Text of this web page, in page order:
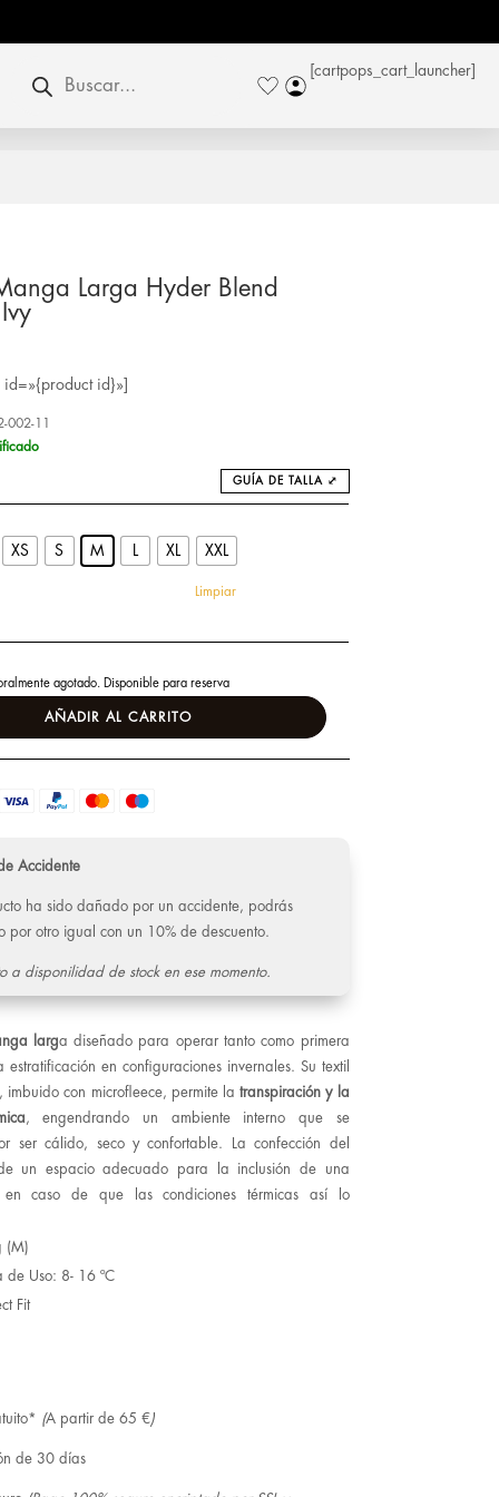
productos
[cartpops_cart_launcher]
Larga Hyder Blend
id=»{product id}»]
002-11
GUÍA DE TALLA ⤢
XS S M XL XXL
Limpiar
agotado. Disponible para reserva
AÑADIR AL CARRITO
Accidente
ha sido dañado por un accidente, podrás
por otro igual con un 10% de descuento.
a disponilidad de stock en ese momento.
larga diseñado para operar tanto como primera
estratificación en configuraciones invernales. Su textil
imbuido con microfleece, permite latranspiración y la
, engendrando un ambiente interno que se
ser cálido, seco y confortable. La confección del
un espacio adecuado para la inclusión de una
caso de que las condiciones térmicas así lo
(M)
de Uso: 8- 16 ºC
Fit
(A partir de 65 €)
de 30 días